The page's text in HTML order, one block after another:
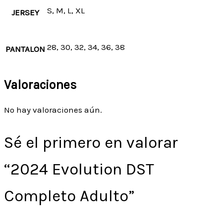
JERSEY S, M, L, XL
PANTALON 28, 30, 32, 34, 36, 38
Valoraciones
No hay valoraciones aún.
Sé el primero en valorar
“2024 Evolution DST
Completo Adulto”